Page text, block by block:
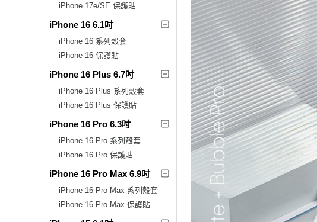
iPhone 17e/SE 保護貼
iPhone 16 6.1吋
iPhone 16 系列殼套
iPhone 16 保護貼
iPhone 16 Plus 6.7吋
iPhone 16 Plus 系列殼套
iPhone 16 Plus 保護貼
iPhone 16 Pro 6.3吋
iPhone 16 Pro 系列殼套
iPhone 16 Pro 保護貼
iPhone 16 Pro Max 6.9吋
iPhone 16 Pro Max 系列殼套
iPhone 16 Pro Max 保護貼